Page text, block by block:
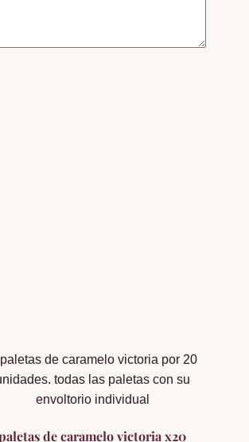
de caramelo victoria x20